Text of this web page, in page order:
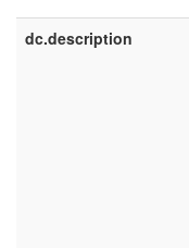
dc.description